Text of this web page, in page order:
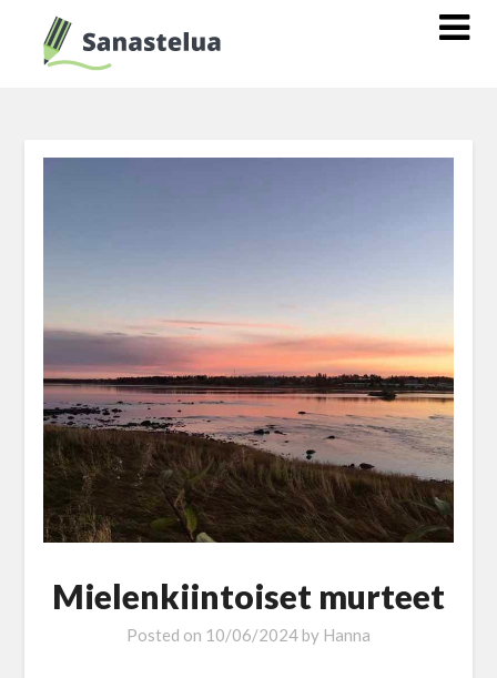
Mielenkiintoiset murteet
Posted on 10/06/2024 by Hanna